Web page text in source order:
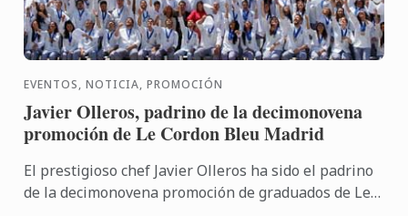
EVENTOS, NOTICIA, PROMOCIÓN
Javier Olleros, padrino de la decimonovena
promoción de Le Cordon Bleu Madrid
El prestigioso chef Javier Olleros ha sido el padrino
de la decimonovena promoción de graduados de Le